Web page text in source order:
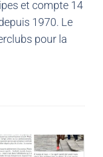
et compte 14
1970. Le
pour la